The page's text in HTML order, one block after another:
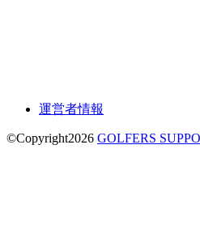
運営者情報
©Copyright2026 GOLFERS